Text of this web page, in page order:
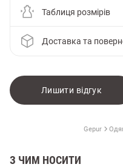
Таблиця розмірів
Доставка та
Лишити відгук
Gepur
З ЧИМ НОСИТИ